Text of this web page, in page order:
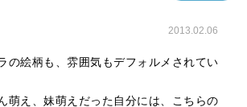
2013.02.06
の絵柄も、雰囲気もデフォルメされてい
萌え、妹萌えだった自分には、こちらの